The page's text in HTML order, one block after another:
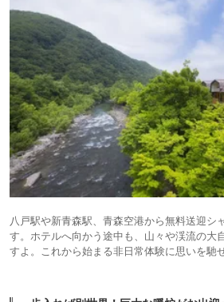
八戸駅や新青森駅、青森空港から無料送迎シ
す。ホテルへ向かう途中も、山々や渓流の大
すよ。これから始まる非日常体験に思いを馳